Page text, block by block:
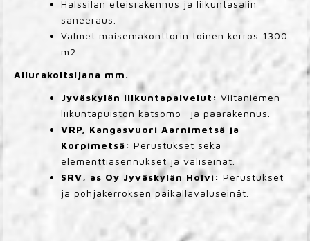
Halssilan eteisrakennus ja liikuntasalin
saneeraus.
Valmet maisemakonttorin toinen kerros 1300
m2.
Aliurakoitsijana mm.
Jyväskylän liikuntapalvelut: Viitaniemen
liikuntapuiston katsomo- ja päärakennus.
VRP, Kangasvuori Aarnimetsä ja
Korpimetsä: Perustukset sekä
elementtiasennukset ja väliseinät.
SRV, as Oy Jyväskylän Holvi: Perustukset
ja pohjakerroksen paikallavaluseinät.